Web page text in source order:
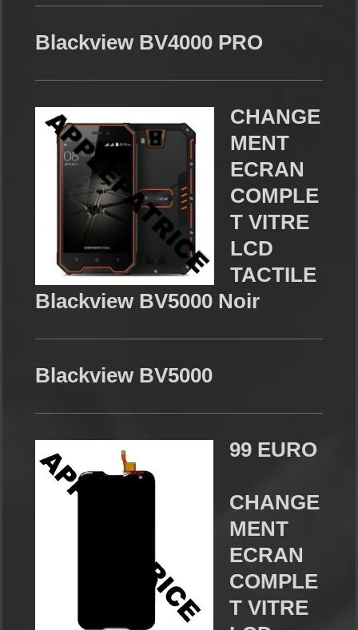
Blackview BV4000 PRO
CHANGE
MENT
ECRAN
COMPLE
T VITRE
LCD
TACTILE
Blackview BV5000 Noir
Blackview BV5000
99 EURO
CHANGE
MENT
ECRAN
COMPLE
T VITRE